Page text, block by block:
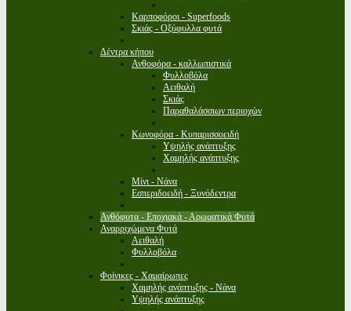
Καρποφόροι - Superfoods
Σκιάς - Οξύφυλλα φυτά
Δέντρα κήπου
Ανθοφόρα - καλλωπιστικά
Φυλλοβόλα
Αειθαλή
Σκιάς
Παραθαλάσσιων περιοχών
Κωνοφόρα - Κυπαρισσοειδή
Υψηλής ανάπτυξης
Χαμηλής ανάπτυξης
Μίνι - Νάνα
Εσπεριδοειδή - Ξυνόδεντρα
Ανθόφυτα - Εποχιακά - Αρωματικά Φυτά
Αναρριχώμενα Φυτά
Αειθαλή
Φυλλοβόλα
Φοίνικες - Χαμαίρωπες
Χαμηλής ανάπτυξης - Νάνα
Υψηλής ανάπτυξης